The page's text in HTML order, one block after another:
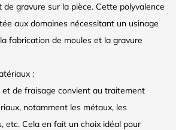
gravure sur la pièce. Cette polyvalence
aux domaines nécessitant un usinage
fabrication de moules et la gravure
:
et de fraisage convient au traitement
notamment les métaux, les
etc. Cela en fait un choix idéal pour